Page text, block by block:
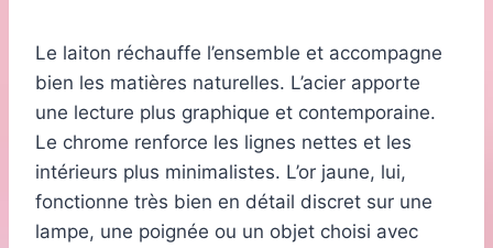
Le laiton réchauffe l’ensemble et accompagne
bien les matières naturelles. L’acier apporte
une lecture plus graphique et contemporaine.
Le chrome renforce les lignes nettes et les
intérieurs plus minimalistes. L’or jaune, lui,
fonctionne très bien en détail discret sur une
lampe, une poignée ou un objet choisi avec